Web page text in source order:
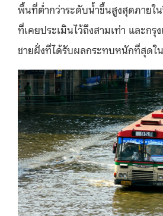
พื้นที่ต่ำกว่าระดับน้ำขึ้นสูงสุดภายใ
ที่เคยประเมินไว้ถึงสามเท่า และกรุ
ชายฝั่งที่ได้รับผลกระทบหนักที่สุดใ